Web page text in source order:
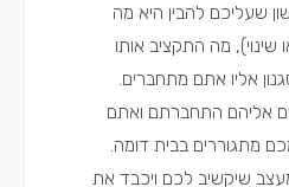
שעליכם להבין היא מה
מה התקציב אותו
אליו אתם מתחברים.
אליהם התחברתם ואתם
מתגוררים בבית דומה.
שיקשיב לכם ויכבד את